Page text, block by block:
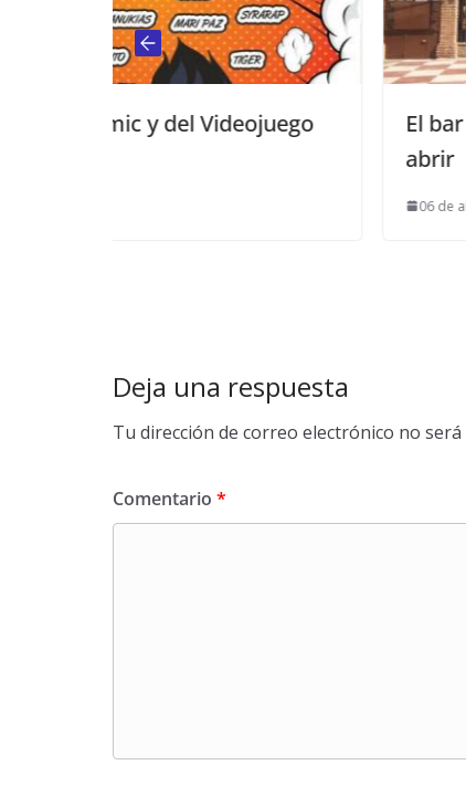
El bar de la Peña Flamenca
Deja una respuesta
Tu dirección de correo electrónico no será
Comentario *